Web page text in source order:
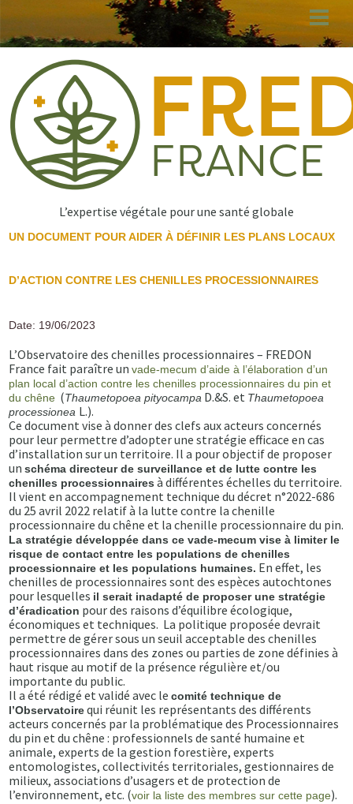
au
principal
L’expertise végétale pour une santé globale
UN DOCUMENT POUR AIDER À DÉFINIR LES PLANS LOCAUX
D’ACTION CONTRE LES CHENILLES PROCESSIONNAIRES
Date: 19/06/2023
L’Observatoire des chenilles processionnaires – FREDON
France fait paraître unvade-mecum d’aide à l’élaboration d’un
plan local d’action contre les chenilles processionnaires du pin et
du chêne (Thaumetopoea pityocampa D.&S. et Thaumetopoea
processionea L.).
Ce document vise à donner des clefs aux acteurs concernés
pour leur permettre d’adopter une stratégie efficace en cas
d’installation sur un territoire. Il a pour objectif de proposer
unschéma directeur de surveillance et de lutte contre les
chenilles processionnaires à différentes échelles du territoire.
Il vient en accompagnement technique du décret n°2022-686
du 25 avril 2022 relatif à la lutte contre la chenille
processionnaire du chêne et la chenille processionnaire du pin.
La stratégie développée dans ce vade-mecum vise à limiter le
risque de contact entre les populations de chenilles
processionnaire et les populations humaines. En effet, les
chenilles de processionnaires sont des espèces autochtones
pour lesquelles il serait inadapté de proposer une stratégie
d’éradication pour des raisons d’équilibre écologique,
économiques et techniques. La politique proposée devrait
permettre de gérer sous un seuil acceptable des chenilles
processionnaires dans des zones ou parties de zone définies à
haut risque au motif de la présence régulière et/ou
importante du public.
Il a été rédigé et validé avec lecomité technique de
l’Observatoirequi réunit les représentants des différents
acteurs concernés par la problématique des Processionnaires
du pin et du chêne : professionnels de santé humaine et
animale, experts de la gestion forestière, experts
entomologistes, collectivités territoriales, gestionnaires de
milieux, associations d’usagers et de protection de
l’environnement, etc. (voir la liste des membres sur cette page).